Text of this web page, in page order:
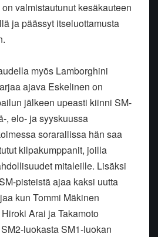
valmistautunut kesäkauteen
ja päässyt itseluottamusta
myös Lamborghini
ajava Eskelinen on
jälkeen upeasti kiinni SM-
, elo- ja syyskuussa
sorarallissa hän saa
kilpakumppanit, joilla
mitaleille. Lisäksi
pisteistä ajaa kaksi uutta
kun Tommi Mäkinen
Arai ja Takamoto
luokasta SM1-luokan